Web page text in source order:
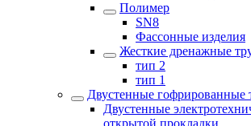
Полимер
SN8
Фассонные изделия
Жесткие дренажные
тип 2
тип 1
Двустенные
Двустенные
открытой прокладки